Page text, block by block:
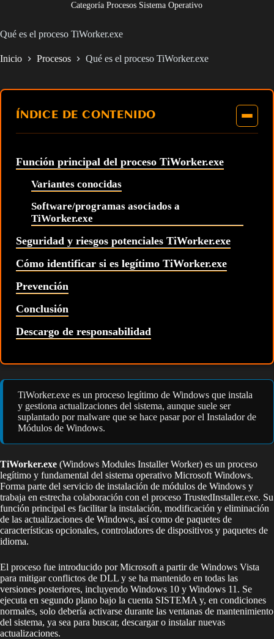
Categoría Procesos Sistema Operativo
Qué es el proceso TiWorker.exe
Inicio Procesos Qué es el proceso TiWorker.exe
ÍNDICE DE CONTENIDO
Función principal del proceso TiWorker.exe
Variantes conocidas
Software/programas asociados a
TiWorker.exe
Seguridad y riesgos potenciales TiWorker.exe
Cómo identificar si es legítimo TiWorker.exe
Prevención
Conclusión
Descargo de responsabilidad
TiWorker.exe es un proceso legítimo de Windows que instala
y gestiona actualizaciones del sistema, aunque suele ser
suplantado por malware que se hace pasar por el Instalador de
Módulos de Windows.
TiWorker.exe (Windows Modules Installer Worker) es un proceso
legítimo y fundamental del sistema operativo Microsoft Windows.
Forma parte del servicio de instalación de módulos de Windows y
trabaja en estrecha colaboración con el proceso TrustedInstaller.exe. Su
función principal es facilitar la instalación, modificación y eliminación
de las actualizaciones de Windows, así como de paquetes de
características opcionales, controladores de dispositivos y paquetes de
idioma.
El proceso fue introducido por Microsoft a partir de Windows Vista
para mitigar conflictos de DLL y se ha mantenido en todas las
versiones posteriores, incluyendo Windows 10 y Windows 11. Se
ejecuta en segundo plano bajo la cuenta SISTEMA y, en condiciones
normales, solo debería activarse durante las ventanas de mantenimiento
del sistema, ya sea para buscar, descargar o instalar nuevas
actualizaciones.